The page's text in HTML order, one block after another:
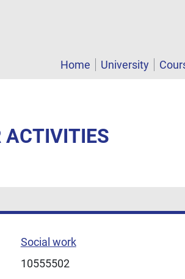
Home University
ACTIVITIES
Social work
10555502